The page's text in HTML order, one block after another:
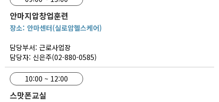
안마지압창업훈련
장소: 안마센터(실로암헬스케어)
담당부서: 근로사업장
담당자: 신은주(02-880-0585)
10:00 ~ 12:00
스맛폰교실